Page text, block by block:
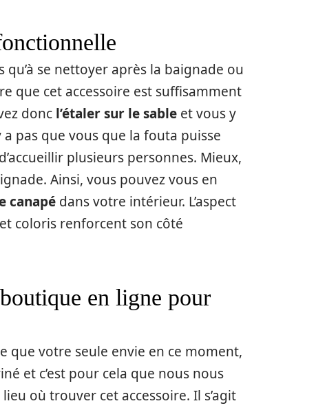
qu’à se nettoyer après la baignade ou
que cet accessoire est suffisamment
donc l’étaler sur le sable et vous y
a pas que vous que la fouta puisse
plusieurs personnes. Mieux,
Ainsi, vous pouvez vous en
canapé dans votre intérieur. L’aspect
coloris renforcent son côté
en ligne pour
que votre seule envie en ce moment,
et c’est pour cela que nous nous
où trouver cet accessoire. Il s’agit